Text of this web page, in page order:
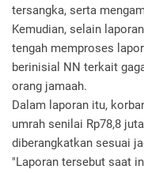
tersangka, serta
Kemudian, ​selain
tengah memproses
berinisial NN terkait
orang jamaah.
​Dalam laporan itu,
umrah senilai Rp78,8
diberangkatkan sesuai
"Laporan tersebut saat